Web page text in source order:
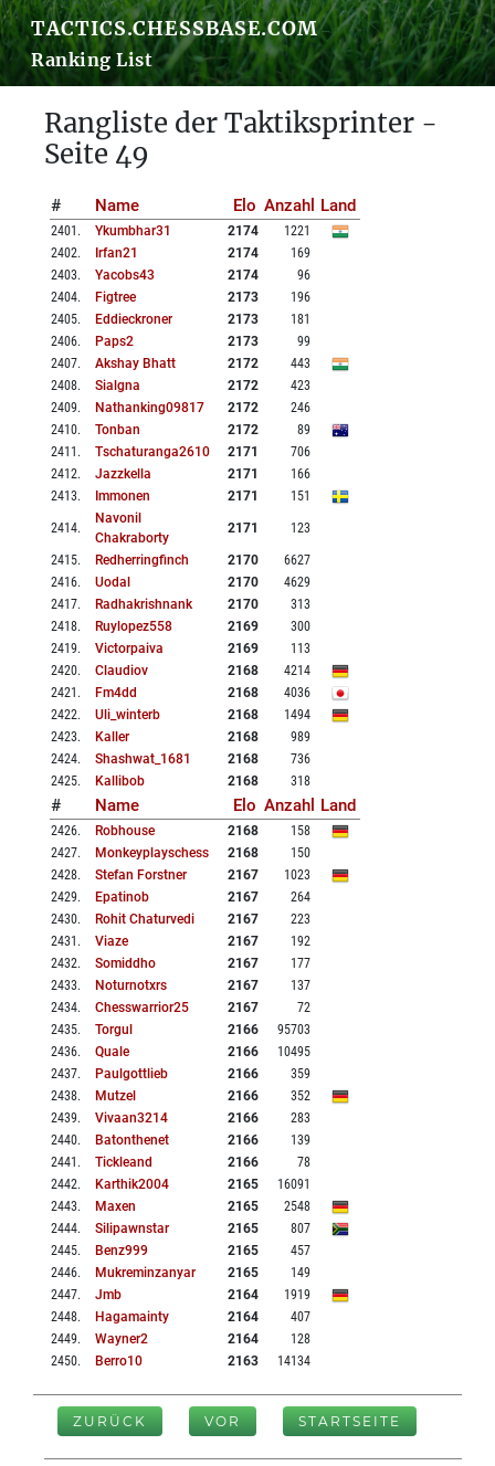
TACTICS.CHESSBASE.COM
Ranking List
Rangliste der Taktiksprinter -
Seite 49
# Name Elo Anzahl Land
2401 . Ykumbhar31 2174
1221
2402. Irfan21 2174
169
2403. Yacobs43 2174
96
2404. Figtree 2173
196
2405. Eddieckroner 2173
181
2406. Paps2 2173
99
2407. Akshay Bhatt 2172
443
2408. Sialgna 2172
423
2409. Nathanking09817 2172
246
2410. Tonban 2172
89
2411 . Tschaturanga2610 2171
706
2412. Jazzkella 2171
166
2413. Immonen 2171 151
2414.
Navonil
Chakraborty
2171 123
2415. Redherringfinch 2170
6627
2416. Uodal 2170
4629
2417. Radhakrishnank 2170
313
2418. Ruylopez558 2169
300
2419. Victorpaiva 2169
113
2420. Claudiov 2168
4214
2421 . Fm4dd 2168
4036
2422. Uli_winterb 2168
1494
2423. Kaller 2168
989
2424. Shashwat_1681 2168
736
2425. Kallibob 2168 318
# Name Elo Anzahl Land
2426. Robhouse 2168
158
2427. Monkeyplayschess 2168
150
2428. Stefan Forstner 2167
1023
2429. Epatinob 2167
264
2430. Rohit Chaturvedi 2167
223
2431 . Viaze 2167
192
2432. Somiddho 2167
177
2433. Noturnotxrs 2167
137
2434. Chesswarrior25 2167
72
2435. Torgul 2166
95703
2436. Quale 2166
10495
2437. Paulgottlieb 2166
359
2438. Mutzel 2166
352
2439. Vivaan3214 2166
283
2440. Batonthenet 2166
139
2441 . Tickleand 2166
78
2442. Karthik2004 2165
16091
2443. Maxen 2165
2548
2444. Silipawnstar 2165
807
2445. Benz999 2165
457
2446. Mukreminzanyar 2165
149
2447. Jmb 2164
1919
2448. Hagamainty 2164
407
2449. Wayner2 2164
128
2450. Berro10 2163 14134
ZURÜCK VOR STARTSEITE